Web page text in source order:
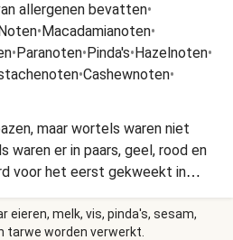
allergenen bevatten•
•Macadamianoten•
•Paranoten•Pinda's•Hazelnoten•
•Cashewnoten•
maar wortels waren niet
waren er in paars, geel, rood en
voor het eerst gekweekt in
eieren, melk, vis, pinda's, sesam,
tarwe worden verwerkt.